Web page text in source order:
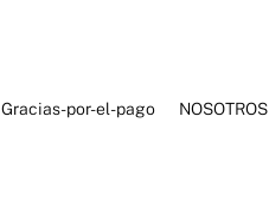
Gracias-por-el-pago NOSOTROS